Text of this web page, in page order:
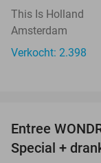
This Is Holland
Amsterdam
Verkocht: 2.398
Entree
Special +